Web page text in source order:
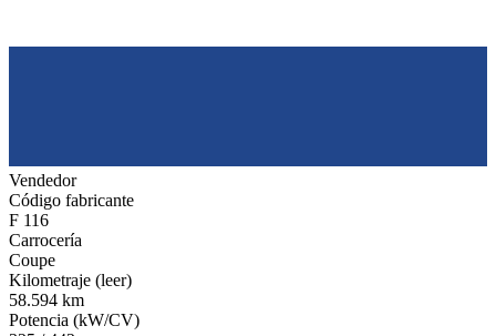
Vendedor
Código fabricante
F 116
Carrocería
Coupe
Kilometraje (leer)
58.594 km
Potencia (kW/CV)